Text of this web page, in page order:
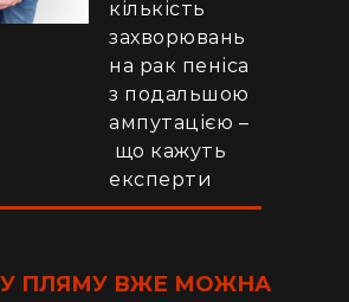
кількість
захворювань
на рак пеніса
з подальшою
ампутацією –
що кажуть
експерти
ПЛЯМУ ВЖЕ МОЖНА